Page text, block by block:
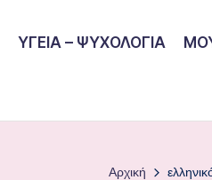
ΥΓΕΙΑ – ΨΥΧΟΛΟΓΙΑ
Αρχική